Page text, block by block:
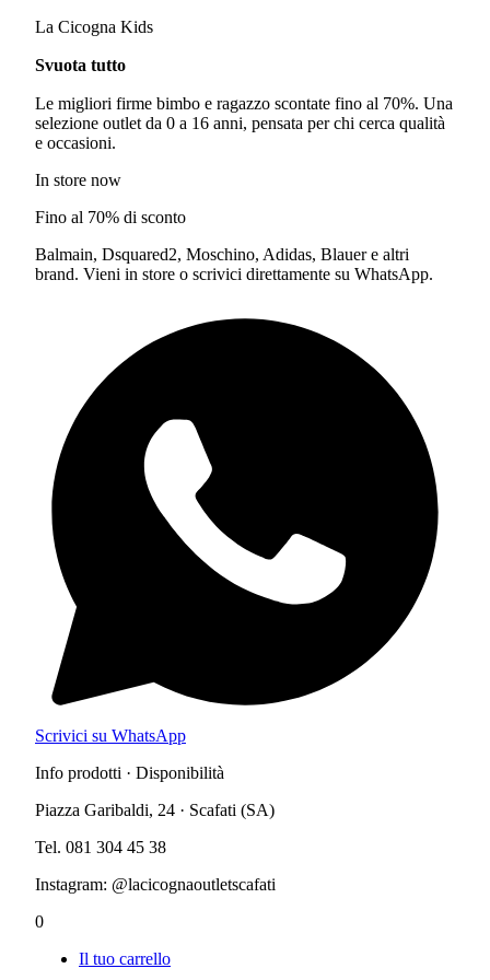
La Cicogna Kids
Svuota tutto
Le migliori firme bimbo e ragazzo scontate fino al 70%. Una
selezione outlet da 0 a 16 anni, pensata per chi cerca qualità
e occasioni.
In store now
Fino al 70% di sconto
Balmain, Dsquared2, Moschino, Adidas, Blauer e altri
brand. Vieni in store o scrivici direttamente su WhatsApp.
Scrivici su WhatsApp
Info prodotti · Disponibilità
Piazza Garibaldi, 24 · Scafati (SA)
Tel. 081 304 45 38
Instagram: @lacicognaoutletscafati
0
Il tuo carrello